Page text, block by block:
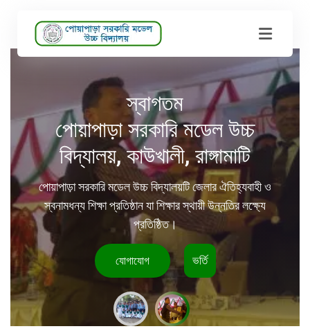
স্বাগতম
পোয়াপাড়া সরকারি মডেল উচ্চ
বিদ্যালয়, কাউখালী, রাঙ্গামাটি
পোয়াপাড়া সরকারি মডেল উচ্চ বিদ্যালয়টি জেলার ঐতিহ্যবাহী ও
স্বনামধন্য শিক্ষা প্রতিষ্ঠান যা শিক্ষার স্থায়ী উন্নতির লক্ষ্যে
প্রতিষ্ঠিত।
যোগাযোগ ভর্তি